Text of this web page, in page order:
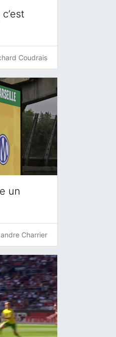
Coudrais
un
Charrier